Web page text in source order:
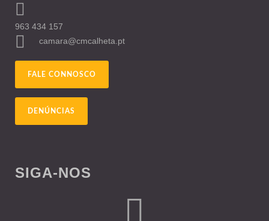
963 434 157
camara@cmcalheta.pt
FALE CONNOSCO
DENÚNCIAS
SIGA-NOS